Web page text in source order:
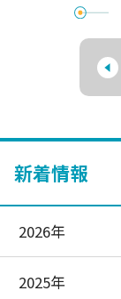
新着情報
2026年
2025年